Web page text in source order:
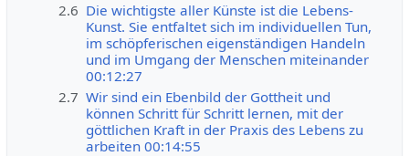
2.6 Die wichtigste aller Künste ist die Lebens-
Kunst. Sie entfaltet sich im individuellen Tun,
im schöpferischen eigenständigen Handeln
und im Umgang der Menschen miteinander
00:12:27
2.7 Wir sind ein Ebenbild der Gottheit und
können Schritt für Schritt lernen, mit der
göttlichen Kraft in der Praxis des Lebens zu
arbeiten 00:14:55